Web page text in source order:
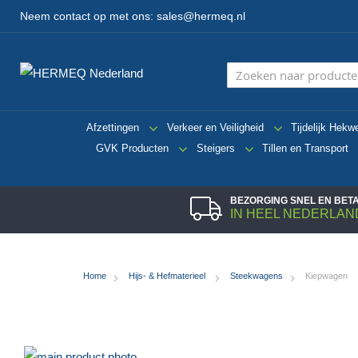
Neem contact op met ons: sales@hermeq.nl
Afzettingen Verkeer en Veiligheid Tijdelijk
GVK Producten
Steigers Tillen en Transport
BEZORGING SNEL EN
IN HEEL
Home Hijs- & Hefmaterieel Steekwagens Kiepwagen